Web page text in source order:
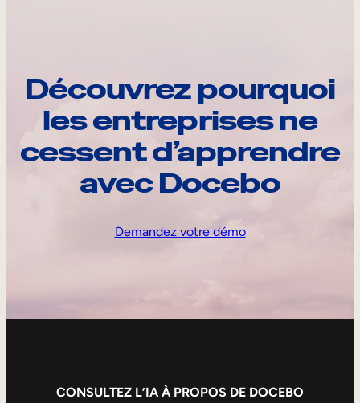
Découvrez pourquoi
les entreprises ne
cessent d’apprendre
avec Docebo
Demandez votre démo
CONSULTEZ L’IA À PROPOS DE DOCEBO